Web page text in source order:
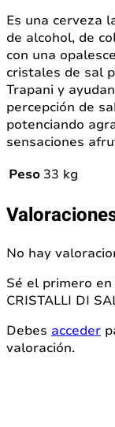
Es una cerveza
de alcohol, de
con una
cristales de sal
Trapani y
percepción de
potenciando
sensaciones
Peso 33 kg
No hay
Sé el primero en
CRISTALLI DI
Debes acceder
valoración.